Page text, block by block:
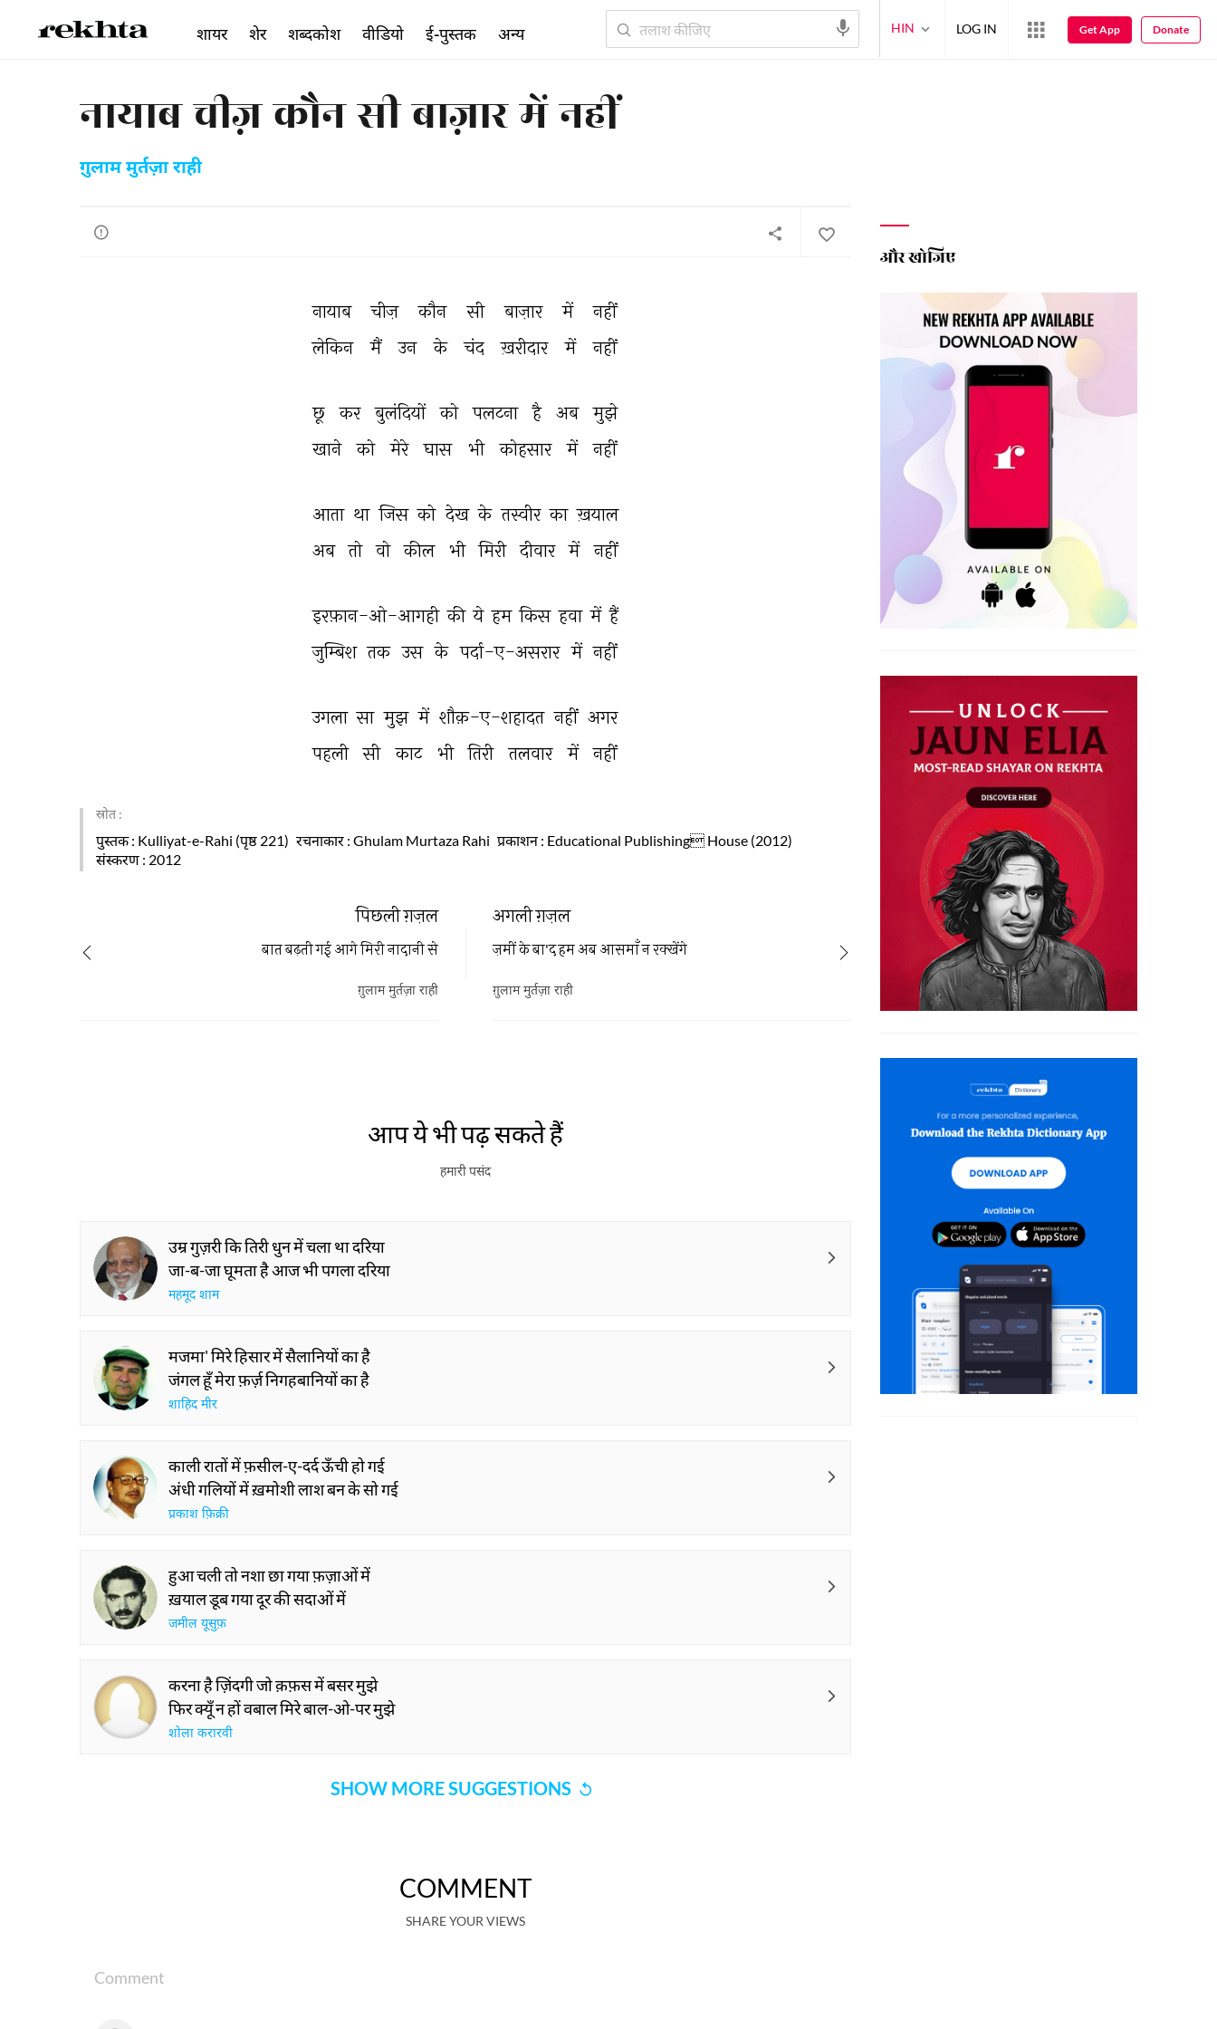
नायाब चीज़ कौन सी बाज़ार में नहीं
ग़ुलाम मुर्तज़ा राही
नायाब चीज़ कौन सी बाज़ार में
नहीं
लेकिन
मैं उन के चंद ख़रीदार में नहीं
छू कर बुलंदियों को पलटना है अब
मुझे
खाने
को मेरे घास भी कोहसार में नहीं
आता था जिस को देख के तस्वीर का ख़याल
अब तो वो कील भी मिरी दीवार में नहीं
इरफ़ान-ओ-आगही की ये हम किस हवा में हैं
जुम्बिश तक उस के पर्दा-ए-असरार में नहीं
उगला सा मुझ में शौक़-ए-शहादत नहीं अगर
पहली
सी काट भी तिरी तलवार में नहीं
स्रोत :
पुस्तक: Kulliyat-e-Rahi (पृष्ठ 221) रचनाकार : Ghulam Murtaza Rahi प्रकाशन: Educational Publishing House (2012)
संस्करण : 2012
अगली ग़ज़ल
ज़मीं के बा'द हम अब आसमाँ न रक्खेंगे
ग़ुलाम मुर्तज़ा राही
पिछली ग़ज़ल
बात बढ़ती गई आगे मिरी नादानी से
ग़ुलाम मुर्तज़ा राही
आप ये भी पढ़ सकते हैं
हमारी पसंद
उम्र गुज़री कि तिरी धुन में चला था दरिया
जा-ब-जा घूमता है आज भी पगला दरिया
महमूद शाम
मजमा' मिरे हिसार में सैलानियों का है
जंगल हूँ मेरा फ़र्ज़ निगहबानियों का है
शाहिद मीर
काली रातों में फ़सील-ए-दर्द ऊँची हो गई
अंधी गलियों में ख़मोशी लाश बन के सो गई
प्रकाश फ़िक्री
हुआ चली तो नशा छा गया फ़ज़ाओं में
ख़याल डूब गया दूर की सदाओं में
जमील यूसुफ़
करना है ज़िंदगी जो क़फ़स में बसर मुझे
फिर क्यूँ न हों वबाल मिरे बाल-ओ-पर मुझे
शोला करारवी
SHOW MORE SUGGESTIONS
COMMENT
SHARE YOUR VIEWS
Comment
और खोजिए
शायर शेर शब्दकोश वीडियो ई-पुस्तक अन्य HIN LOG IN Get App Donate